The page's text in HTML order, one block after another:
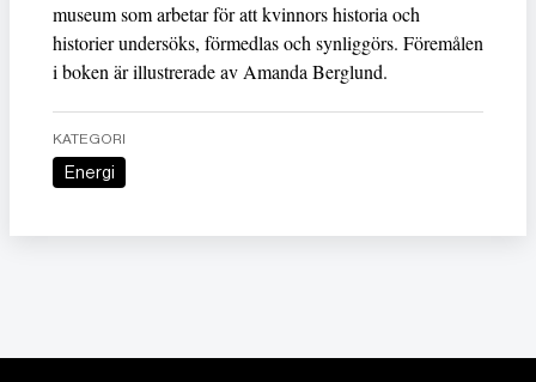
museum som arbetar för att kvinnors historia och
historier undersöks, förmedlas och synliggörs. Föremålen
i boken är illustrerade av Amanda Berglund.
KATEGORI
Energi